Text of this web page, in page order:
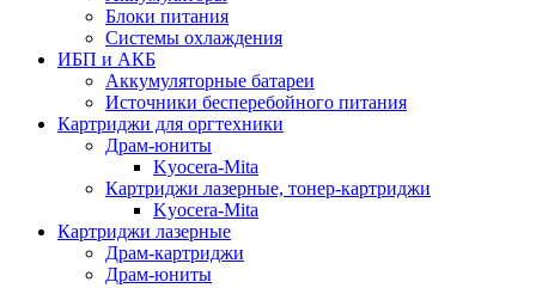
Блоки питания
Системы охлаждения
ИБП и АКБ
Аккумуляторные батареи
Источники бесперебойного питания
Картриджи для оргтехники
Драм-юниты
Kyocera-Mita
Картриджи лазерные, тонер-картриджи
Kyocera-Mita
Картриджи лазерные
Драм-картриджи
Драм-юниты